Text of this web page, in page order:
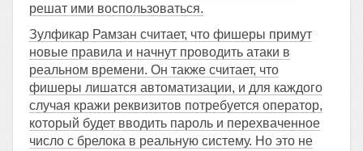
решат ими воспользоваться.
Зулфикар Рамзан считает, что фишеры примут
новые правила и начнут проводить атаки в
реальном времени. Он также считает, что
фишеры лишатся автоматизации, и для каждого
случая кражи реквизитов потребуется оператор,
который будет вводить пароль и перехваченное
число с брелока в реальную систему. Но это не